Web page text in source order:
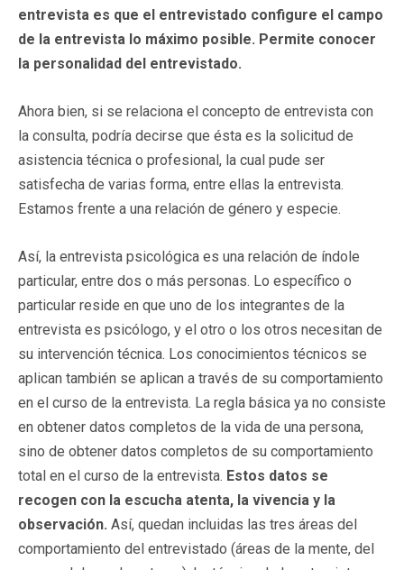
entrevista es que el entrevistado configure el campo
de la entrevista lo máximo posible. Permite conocer
la personalidad del entrevistado.
Ahora bien, si se relaciona el concepto de entrevista con
la consulta, podría decirse que ésta es la solicitud de
asistencia técnica o profesional, la cual pude ser
satisfecha de varias forma, entre ellas la entrevista.
Estamos frente a una relación de género y especie.
Así, la entrevista psicológica es una relación de índole
particular, entre dos o más personas. Lo específico o
particular reside en que uno de los integrantes de la
entrevista es psicólogo, y el otro o los otros necesitan de
su intervención técnica. Los conocimientos técnicos se
aplican también se aplican a través de su comportamiento
en el curso de la entrevista. La regla básica ya no consiste
en obtener datos completos de la vida de una persona,
sino de obtener datos completos de su comportamiento
total en el curso de la entrevista. Estos datos se
recogen con la escucha atenta, la vivencia y la
observación. Así, quedan incluidas las tres áreas del
comportamiento del entrevistado (áreas de la mente, del